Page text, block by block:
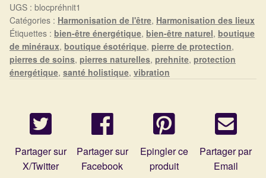
UGS : blocpréhnit1
Catégories : Harmonisation de l'être, Harmonisation des lieux
Étiquettes : bien-être énergétique, bien-être naturel, boutique
de minéraux, boutique ésotérique, pierre de protection,
pierres de soins, pierres naturelles, prehnite, protection
énergétique, santé holistique, vibration
Partager sur
X/Twitter
Partager sur
Facebook
Epingler ce
produit
Partager par
Email